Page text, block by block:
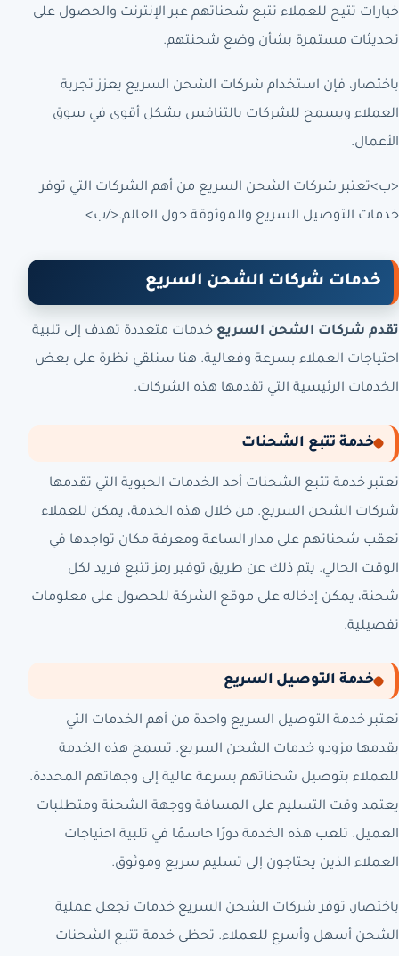
خيارات تتيح للعملاء تتبع شحناتهم عبر الإنترنت والحصول على
تحديثات مستمرة بشأن وضع شحنتهم.
باختصار، فإن استخدام شركات الشحن السريع يعزز تجربة
العملاء ويسمح للشركات بالتنافس بشكل أقوى في سوق
الأعمال.
<ب>تعتبر شركات الشحن السريع من أهم الشركات التي توفر
خدمات التوصيل السريع والموثوقة حول العالم.</ب>
خدمات شركات الشحن السريع
تقدم شركات الشحن السريع خدمات متعددة تهدف إلى تلبية
احتياجات العملاء بسرعة وفعالية. هنا سنلقي نظرة على بعض
الخدمات الرئيسية التي تقدمها هذه الشركات.
خدمة تتبع الشحنات
تعتبر خدمة تتبع الشحنات أحد الخدمات الحيوية التي تقدمها
شركات الشحن السريع. من خلال هذه الخدمة، يمكن للعملاء
تعقب شحناتهم على مدار الساعة ومعرفة مكان تواجدها في
الوقت الحالي. يتم ذلك عن طريق توفير رمز تتبع فريد لكل
شحنة، يمكن إدخاله على موقع الشركة للحصول على معلومات
تفصيلية.
خدمة التوصيل السريع
تعتبر خدمة التوصيل السريع واحدة من أهم الخدمات التي
يقدمها مزودو خدمات الشحن السريع. تسمح هذه الخدمة
للعملاء بتوصيل شحناتهم بسرعة عالية إلى وجهاتهم المحددة.
يعتمد وقت التسليم على المسافة ووجهة الشحنة ومتطلبات
العميل. تلعب هذه الخدمة دورًا حاسمًا في تلبية احتياجات
العملاء الذين يحتاجون إلى تسليم سريع وموثوق.
باختصار، توفر شركات الشحن السريع خدمات تجعل عملية
الشحن أسهل وأسرع للعملاء. تحظى خدمة تتبع الشحنات